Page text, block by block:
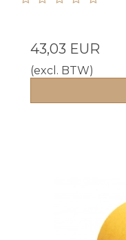
43,03 EUR
(excl. BTW)